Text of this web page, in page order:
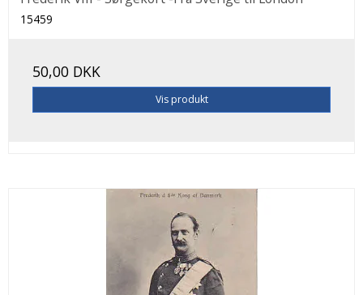
15459
50,00 DKK
Vis produkt